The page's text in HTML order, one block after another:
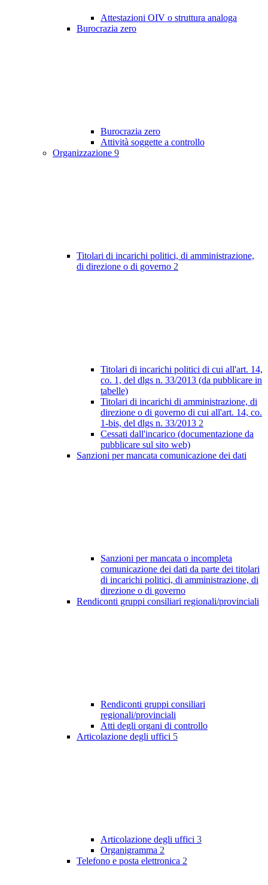
Attestazioni OIV o struttura analoga
Burocrazia zero
Burocrazia zero
Attività soggette a controllo
Organizzazione 9
Titolari di incarichi politici, di amministrazione,
di direzione o di governo 2
Titolari di incarichi politici di cui all'art. 14,
co. 1, del dlgs n. 33/2013 (da pubblicare in
tabelle)
Titolari di incarichi di amministrazione, di
direzione o di governo di cui all'art. 14, co.
1-bis, del dlgs n. 33/2013 2
Cessati dall'incarico (documentazione da
pubblicare sul sito web)
Sanzioni per mancata comunicazione dei dati
Sanzioni per mancata o incompleta
comunicazione dei dati da parte dei titolari
di incarichi politici, di amministrazione, di
direzione o di governo
Rendiconti gruppi consiliari regionali/provinciali
Rendiconti gruppi consiliari
regionali/provinciali
Atti degli organi di controllo
Articolazione degli uffici 5
Articolazione degli uffici 3
Organigramma 2
Telefono e posta elettronica 2